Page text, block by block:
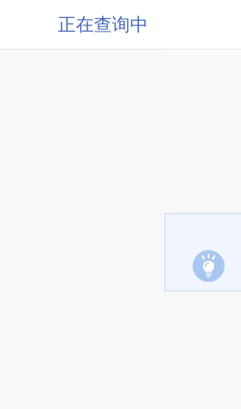
正在查询中